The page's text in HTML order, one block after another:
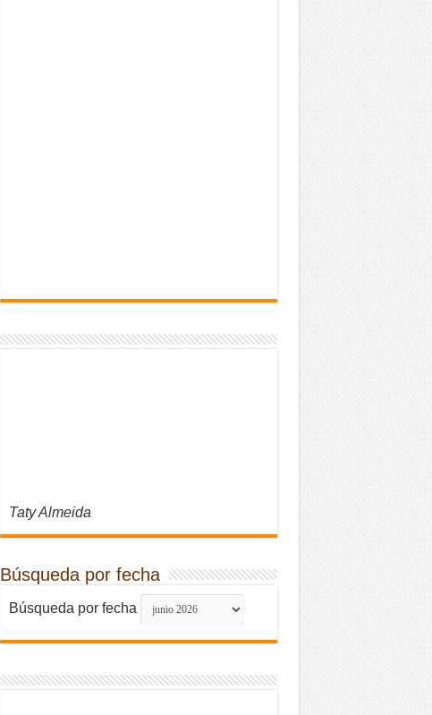
Taty Almeida
Búsqueda por fecha
Búsqueda por fecha